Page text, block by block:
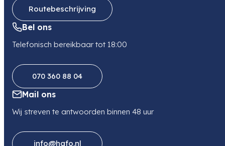
Routebeschrijving
Bel ons
Telefonisch bereikbaar tot 18:00
070 360 88 04
Mail ons
Wij streven te antwoorden binnen 48 uur
info@hafo.nl